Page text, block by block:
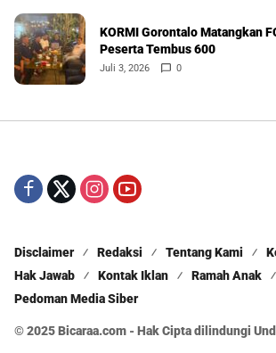
KORMI Gorontalo Matangkan
Peserta Tembus 600
Juli 3, 2026 0
Disclaimer Redaksi Tentang Kami
Hak Jawab
Kontak Iklan
Ramah Anak
Pedoman Media Siber
© 2025 Bicaraa.com - Hak Cipta dilindungi